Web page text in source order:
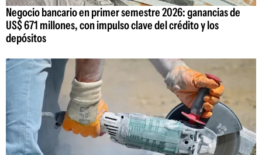
Negocio bancario en primer semestre 2026: ganancias de
US$ 671 millones, con impulso clave del crédito y los
depósitos